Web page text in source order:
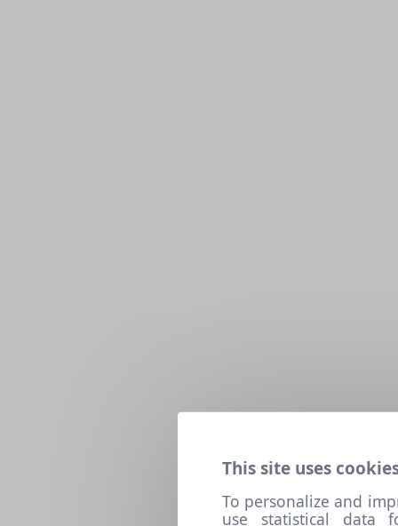
This site uses
To personalize and
use statistical data